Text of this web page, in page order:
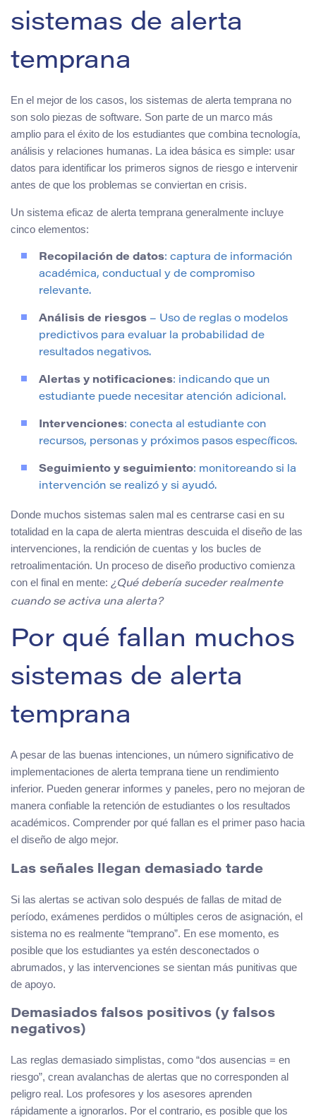
sistemas de alerta
temprana
En el mejor de los casos, los sistemas de alerta temprana no
son solo piezas de software. Son parte de un marco más
amplio para el éxito de los estudiantes que combina tecnología,
análisis y relaciones humanas. La idea básica es simple: usar
datos para identificar los primeros signos de riesgo e intervenir
antes de que los problemas se conviertan en crisis.
Un sistema eficaz de alerta temprana generalmente incluye
cinco elementos:
Recopilación de datos: captura de información
académica, conductual y de compromiso
relevante.
Análisis de riesgos – Uso de reglas o modelos
predictivos para evaluar la probabilidad de
resultados negativos.
Alertas y notificaciones: indicando que un
estudiante puede necesitar atención adicional.
Intervenciones: conecta al estudiante con
recursos, personas y próximos pasos específicos.
Seguimiento y seguimiento: monitoreando si la
intervención se realizó y si ayudó.
Donde muchos sistemas salen mal es centrarse casi en su
totalidad en la capa de alerta mientras descuida el diseño de las
intervenciones, la rendición de cuentas y los bucles de
retroalimentación. Un proceso de diseño productivo comienza
con el final en mente: ¿Qué debería suceder realmente
cuando se activa una alerta?
Por qué fallan muchos
sistemas de alerta
temprana
A pesar de las buenas intenciones, un número significativo de
implementaciones de alerta temprana tiene un rendimiento
inferior. Pueden generar informes y paneles, pero no mejoran de
manera confiable la retención de estudiantes o los resultados
académicos. Comprender por qué fallan es el primer paso hacia
el diseño de algo mejor.
Las señales llegan demasiado tarde
Si las alertas se activan solo después de fallas de mitad de
período, exámenes perdidos o múltiples ceros de asignación, el
sistema no es realmente “temprano”. En ese momento, es
posible que los estudiantes ya estén desconectados o
abrumados, y las intervenciones se sientan más punitivas que
de apoyo.
Demasiados falsos positivos (y falsos
negativos)
Las reglas demasiado simplistas, como “dos ausencias = en
riesgo”, crean avalanchas de alertas que no corresponden al
peligro real. Los profesores y los asesores aprenden
rápidamente a ignorarlos. Por el contrario, es posible que los